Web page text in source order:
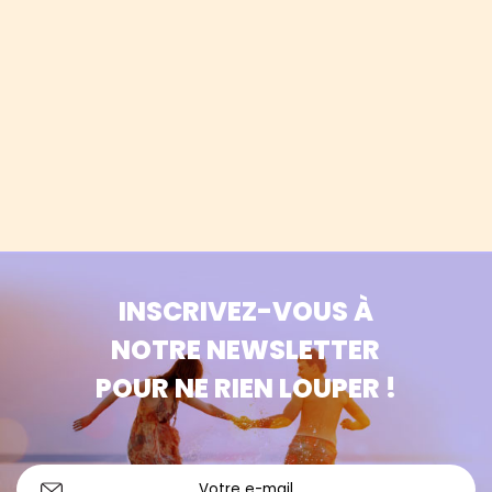
INSCRIVEZ-VOUS À
NOTRE NEWSLETTER
POUR NE RIEN LOUPER !